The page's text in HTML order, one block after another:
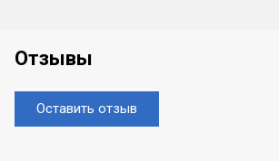
Отзывы
Оставить отзыв